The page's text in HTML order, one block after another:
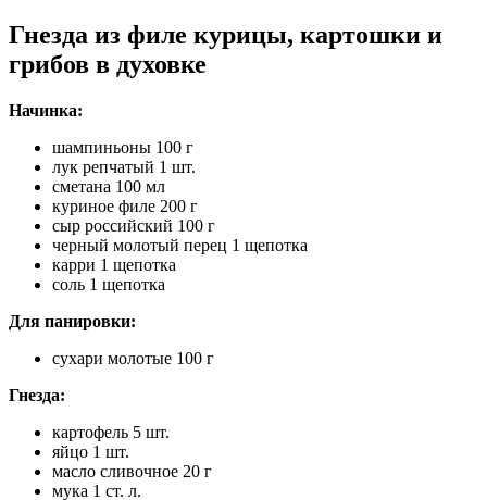
Гнезда из филе курицы, картошки и
грибов в духовке
Начинка:
шампиньоны 100 г
лук репчатый 1 шт.
сметана 100 мл
куриное филе 200 г
сыр российский 100 г
черный молотый перец 1 щепотка
карри 1 щепотка
соль 1 щепотка
Для панировки:
сухари молотые 100 г
Гнезда:
картофель 5 шт.
яйцо 1 шт.
масло сливочное 20 г
мука 1 ст. л.